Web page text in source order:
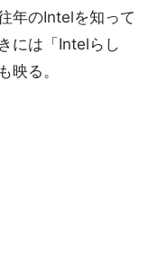
年のIntelを知って
には「Intelらし
映る。